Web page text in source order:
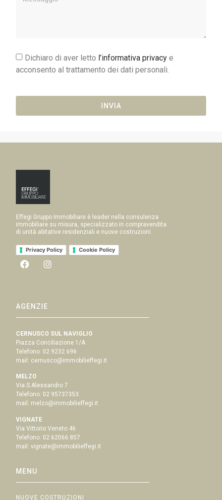
Dichiaro di aver letto l’informativa privacye
acconsento al trattamento dei dati personali.
INVIA
Effegi Gruppo Immobiliare è leader nella consulenza
immobiliare su misura, specializzato in compravendita
di unità abitative residenziali e nuove costruzioni.
Privacy Policy Cookie Policy
AGENZIE
CERNUSCO SUL NAVIGLIO
Piazza Conciliazione 1/A
Telefono: 02 9232 696
mail: cernusco@immobilieffegi.it
MELZO
Via S.Alessandro 7
Telefono: 02 95737353
mail: melzo@immobilieffegi.it
VIGNATE
Via Vittorio Veneto 46
Telefono: 02 62066 857
mail:vignate@immobilieffegi.it
MENU
NUOVE COSTRUZIONI